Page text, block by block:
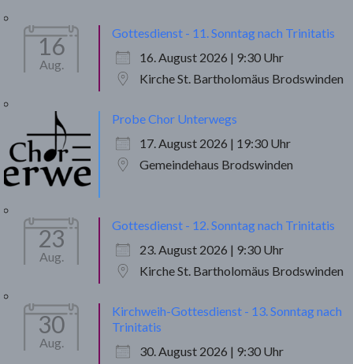
16
Aug.
Gottesdienst - 11. Sonntag nach Trinitatis
16. August 2026 | 9:30 Uhr
Kirche St. Bartholomäus Brodswinden
Probe Chor Unterwegs
17. August 2026 | 19:30 Uhr
Gemeindehaus Brodswinden
23
Aug.
Gottesdienst - 12. Sonntag nach Trinitatis
23. August 2026 | 9:30 Uhr
Kirche St. Bartholomäus Brodswinden
30
Aug.
Kirchweih-Gottesdienst - 13. Sonntag nach
Trinitatis
30. August 2026 | 9:30 Uhr